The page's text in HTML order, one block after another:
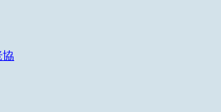
協